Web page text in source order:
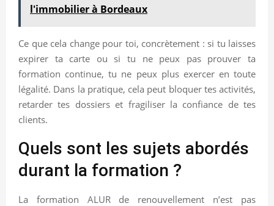
l'immobilier à Bordeaux
Ce que cela change pour toi, concrètement : si tu laisses
expirer ta carte ou si tu ne peux pas prouver ta
formation continue, tu ne peux plus exercer en toute
légalité. Dans la pratique, cela peut bloquer tes activités,
retarder tes dossiers et fragiliser la confiance de tes
clients.
Quels sont les sujets abordés
durant la formation ?
La formation ALUR de renouvellement n’est pas